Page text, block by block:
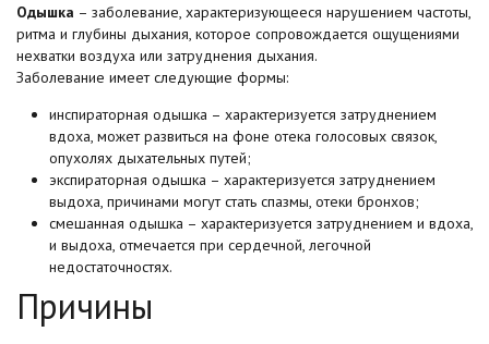
Одышка – заболевание, характеризующееся нарушением частоты,
ритма и глубины дыхания, которое сопровождается ощущениями
нехватки воздуха или затруднения дыхания.
Заболевание имеет следующие формы:
инспираторная одышка – характеризуется затруднением
вдоха, может развиться на фоне отека голосовых связок,
опухолях дыхательных путей;
экспираторная одышка – характеризуется затруднением
выдоха, причинами могут стать спазмы, отеки бронхов;
смешанная одышка – характеризуется затруднением и вдоха,
и выдоха, отмечается при сердечной, легочной
недостаточностях.
Причины